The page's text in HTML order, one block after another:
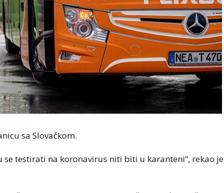
sa Slovačkom.
testirati na koronavirus niti biti u karanteni“, rekao je